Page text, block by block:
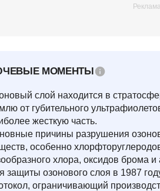
МОМЕНТЫ
слой находится в
от губительного
жесткую часть.
причины разрушения
особенно
хлора, оксидов брома и
защиты озонового слоя в 1987
ограничивающий